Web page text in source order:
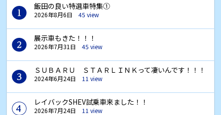
飯田の良い特選車特集①
2026年8月6日 45 view
展示車もきた！！！
2026年7月31日 45 view
ＳＵＢＡＲＵ ＳＴＡＲＬＩＮＫって凄いんです！！！
2024年6月24日 11 view
レイバックSHEV試乗車来ました！！
2026年7月24日 11 view